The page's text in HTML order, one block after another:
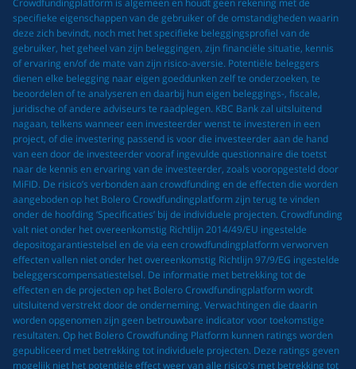
specifieke eigenschappen van de gebruiker of de omstandigheden waarin
deze zich bevindt, noch met het specifieke beleggingsprofiel van de
gebruiker, het geheel van zijn beleggingen, zijn financiële situatie, kennis
of ervaring en/of de mate van zijn risico-aversie. Potentiële beleggers
dienen elke belegging naar eigen goeddunken zelf te onderzoeken, te
beoordelen of te analyseren en daarbij hun eigen beleggings-, fiscale,
juridische of andere adviseurs te raadplegen. KBC Bank zal uitsluitend
nagaan, telkens wanneer een investeerder wenst te investeren in een
project, of die investering passend is voor die investeerder aan de hand
van een door de investeerder vooraf ingevulde questionnaire die toetst
naar de kennis en ervaring van de investeerder, zoals vooropgesteld door
MiFID. De risico’s verbonden aan crowdfunding en de effecten die worden
aangeboden op het Bolero Crowdfundingplatform zijn terug te vinden
onder de hoofding ‘Specificaties’ bij de individuele projecten. Crowdfunding
valt niet onder het overeenkomstig Richtlijn 2014/49/EU ingestelde
depositogarantiestelsel en de via een crowdfundingplatform verworven
effecten vallen niet onder het overeenkomstig Richtlijn 97/9/EG ingestelde
beleggerscompensatiestelsel. De informatie met betrekking tot de
effecten en de projecten op het Bolero Crowdfundingplatform wordt
uitsluitend verstrekt door de onderneming. Verwachtingen die daarin
worden opgenomen zijn geen betrouwbare indicator voor toekomstige
resultaten. Op het Bolero Crowdfunding Platform kunnen ratings worden
gepubliceerd met betrekking tot individuele projecten. Deze ratings geven
mogelijk niet het potentiële effect weer van alle risico's met betrekking tot